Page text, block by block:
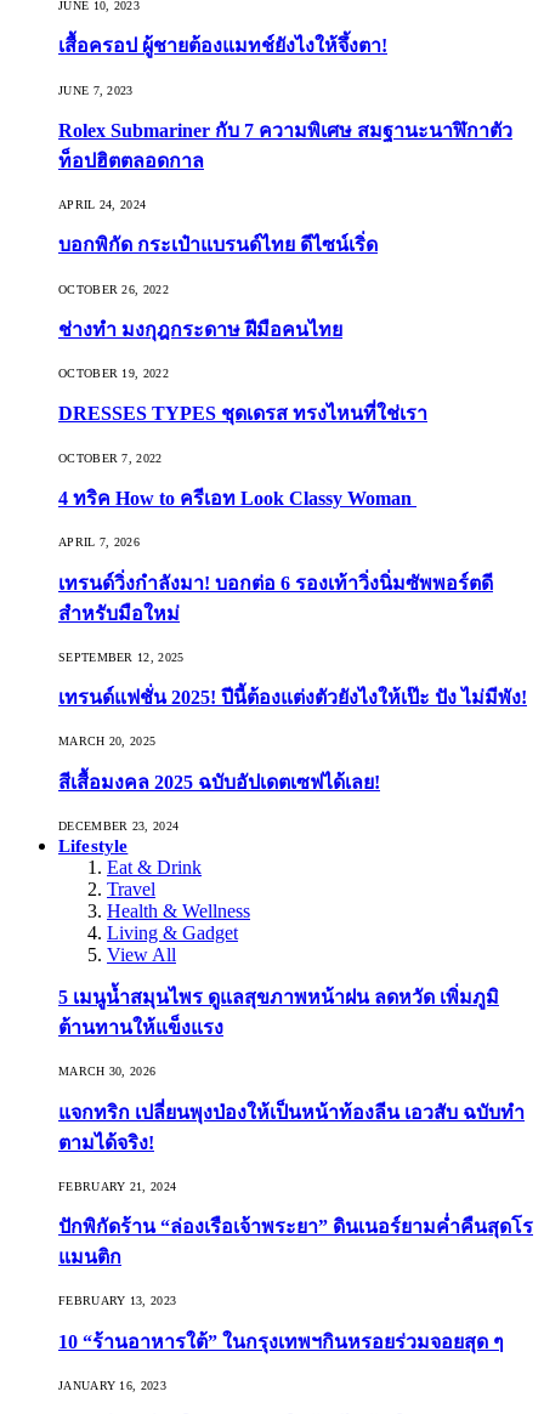
JUNE 10, 2023
เสื้อครอป ผู้ชายต้องแมทช์ยังไงให้จึ้งตา!
JUNE 7, 2023
Rolex Submariner กับ 7 ความพิเศษ สมฐานะนาฬิกาตัว
ท็อปฮิตตลอดกาล
APRIL 24, 2024
บอกพิกัด กระเป๋าแบรนด์ไทย ดีไซน์เริ่ด
OCTOBER 26, 2022
ช่างทำ มงกุฎกระดาษ ฝีมือคนไทย
OCTOBER 19, 2022
DRESSES TYPES ชุดเดรส ทรงไหนที่ใช่เรา
OCTOBER 7, 2022
4 ทริค How to ครีเอท Look Classy Woman
APRIL 7, 2026
เทรนด์วิ่งกำลังมา! บอกต่อ 6 รองเท้าวิ่งนิ่มซัพพอร์ตดี
สำหรับมือใหม่
SEPTEMBER 12, 2025
เทรนด์แฟชั่น 2025! ปีนี้ต้องแต่งตัวยังไงให้เป๊ะ ปัง ไม่มีพัง!
MARCH 20, 2025
สีเสื้อมงคล 2025 ฉบับอัปเดตเซฟได้เลย!
DECEMBER 23, 2024
Lifestyle
Eat & Drink
Travel
Health & Wellness
Living & Gadget
View All
5 เมนูน้ำสมุนไพร ดูแลสุขภาพหน้าฝน ลดหวัด เพิ่มภูมิ
ต้านทานให้แข็งแรง
MARCH 30, 2026
แจกทริก เปลี่ยนพุงป่องให้เป็นหน้าท้องลีน เอวสับ ฉบับทำ
ตามได้จริง!
FEBRUARY 21, 2024
ปักพิกัดร้าน “ล่องเรือเจ้าพระยา” ดินเนอร์ยามค่ำคืนสุดโร
แมนติก
FEBRUARY 13, 2023
10 “ร้านอาหารใต้” ในกรุงเทพฯกินหรอยร่วมจอยสุด ๆ
JANUARY 16, 2023